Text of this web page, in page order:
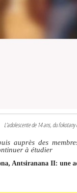
L'adolescente de 14 ans, du
auprès des
à étudier
Antsiranana II: une